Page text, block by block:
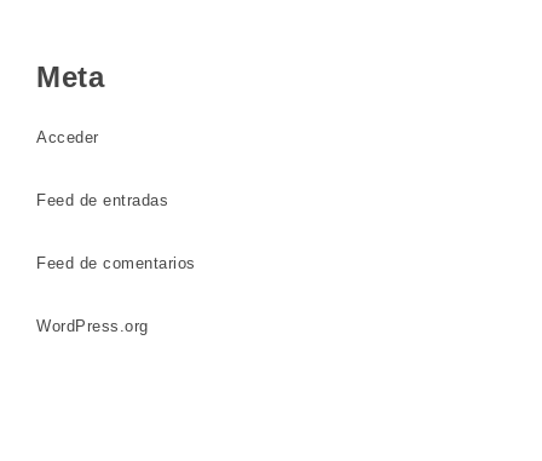
Meta
Acceder
Feed de entradas
Feed de comentarios
WordPress.org